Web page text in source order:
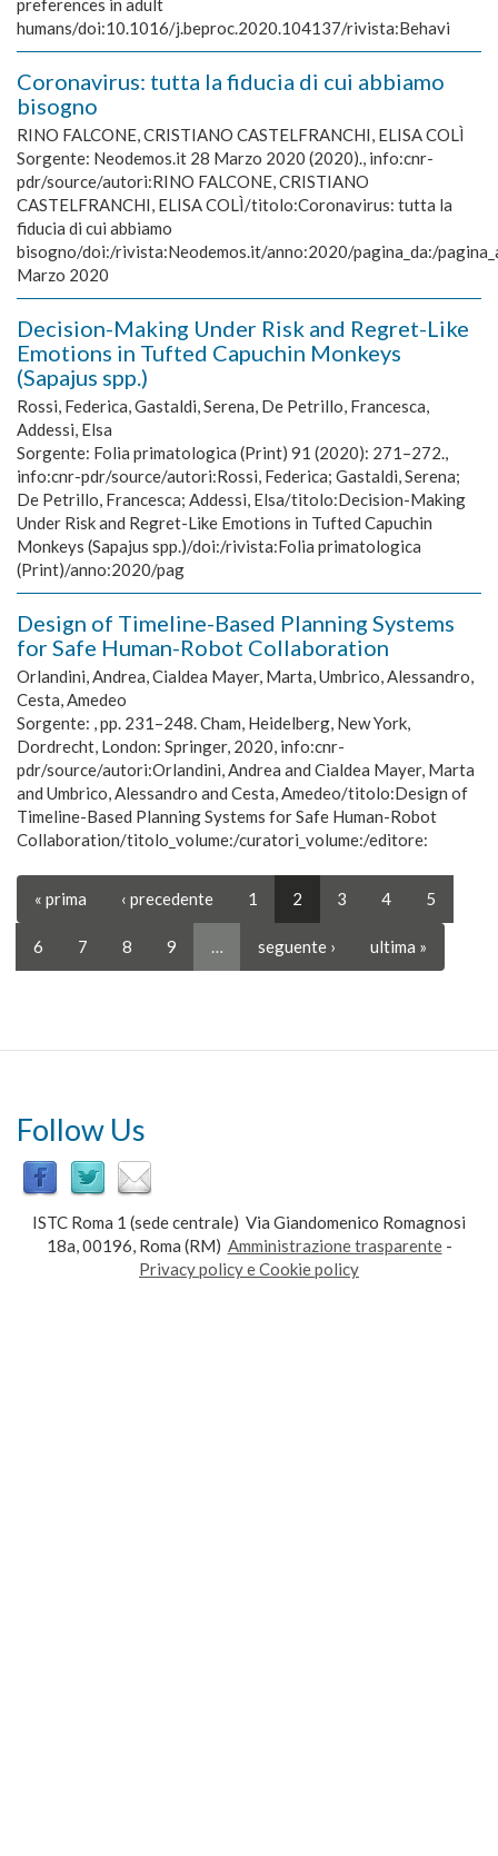
preferences in adult
humans/doi:10.1016/j.beproc.2020.104137/rivista:Behavi
Coronavirus: tutta la fiducia di cui abbiamo
bisogno
RINO FALCONE, CRISTIANO CASTELFRANCHI, ELISA COLÌ
Sorgente: Neodemos.it 28 Marzo 2020 (2020)., info:cnr-
pdr/source/autori:RINO FALCONE, CRISTIANO
CASTELFRANCHI, ELISA COLÌ/titolo:Coronavirus: tutta la
fiducia di cui abbiamo
bisogno/doi:/rivista:Neodemos.it/anno:2020/pagina_da:/
Marzo 2020
Decision-Making Under Risk and Regret-Like
Emotions in Tufted Capuchin Monkeys
(Sapajus spp.)
Rossi, Federica, Gastaldi, Serena, De Petrillo, Francesca,
Addessi, Elsa
Sorgente: Folia primatologica (Print) 91 (2020): 271–272.,
info:cnr-pdr/source/autori:Rossi, Federica; Gastaldi, Serena;
De Petrillo, Francesca; Addessi, Elsa/titolo:Decision-Making
Under Risk and Regret-Like Emotions in Tufted Capuchin
Monkeys (Sapajus spp.)/doi:/rivista:Folia primatologica
(Print)/anno:2020/pag
Design of Timeline-Based Planning Systems
for Safe Human-Robot Collaboration
Orlandini, Andrea, Cialdea Mayer, Marta, Umbrico, Alessandro,
Cesta, Amedeo
Sorgente: , pp. 231–248. Cham, Heidelberg, New York,
Dordrecht, London: Springer, 2020, info:cnr-
pdr/source/autori:Orlandini, Andrea and Cialdea Mayer, Marta
and Umbrico, Alessandro and Cesta, Amedeo/titolo:Design of
Timeline-Based Planning Systems for Safe Human-Robot
Collaboration/titolo_volume:/curatori_volume:/editore:
« prima ‹ precedente 1 2 3 4 5
6 7 8 9 … seguente › ultima »
Follow Us
ISTC Roma 1 (sede centrale) Via Giandomenico Romagnosi
18a, 00196, Roma (RM) Amministrazione trasparente-
Privacy policy e Cookie policy